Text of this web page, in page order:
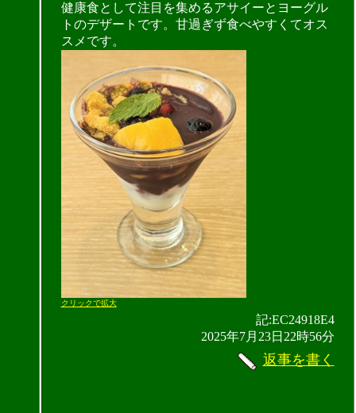
健康食として注目を集めるアサイーとヨーグル
トのデザートです。甘過ぎず食べやすくてオス
スメです。
クリックで拡大
記:EC24918E4
2025年7月23日22時56分
返事を書く